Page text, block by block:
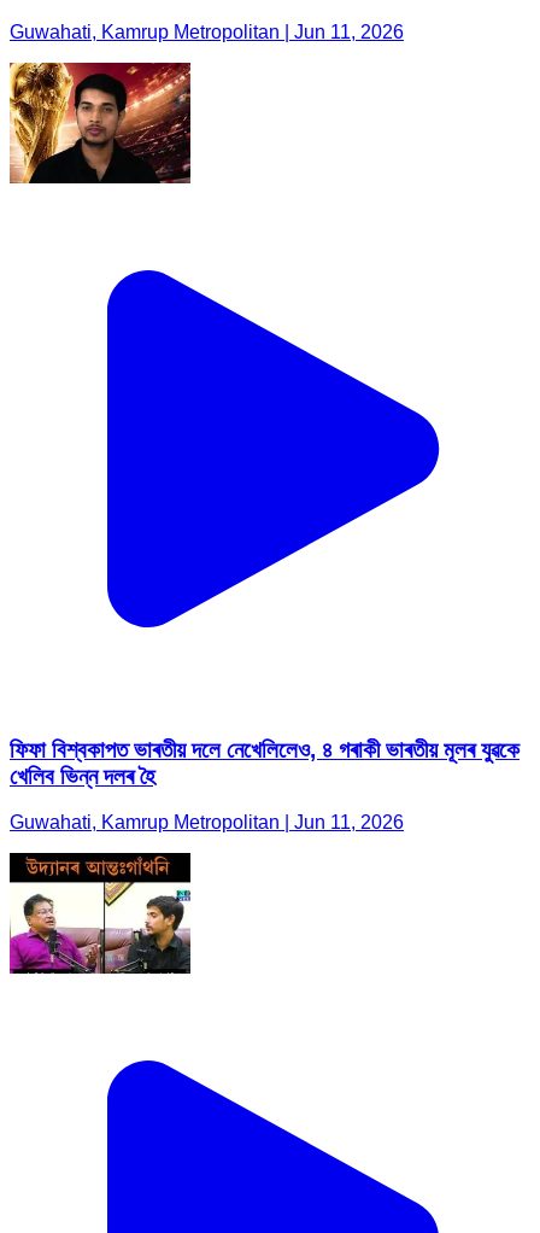
Guwahati, Kamrup Metropolitan | Jun 11, 2026
ফিফা বিশ্বকাপত ভাৰতীয় দলে নেখেলিলেও, ৪ গৰাকী ভাৰতীয় মূলৰ যুৱকে
খেলিব ভিন্ন দলৰ হৈ
Guwahati, Kamrup Metropolitan | Jun 11, 2026